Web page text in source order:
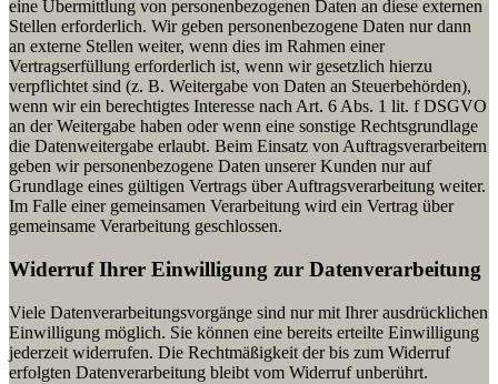
eine Übermittlung von personenbezogenen Daten an diese externen
Stellen erforderlich. Wir geben personenbezogene Daten nur dann
an externe Stellen weiter, wenn dies im Rahmen einer
Vertragserfüllung erforderlich ist, wenn wir gesetzlich hierzu
verpflichtet sind (z. B. Weitergabe von Daten an Steuerbehörden),
wenn wir ein berechtigtes Interesse nach Art. 6 Abs. 1 lit. f DSGVO
an der Weitergabe haben oder wenn eine sonstige Rechtsgrundlage
die Datenweitergabe erlaubt. Beim Einsatz von Auftragsverarbeitern
geben wir personenbezogene Daten unserer Kunden nur auf
Grundlage eines gültigen Vertrags über Auftragsverarbeitung weiter.
Im Falle einer gemeinsamen Verarbeitung wird ein Vertrag über
gemeinsame Verarbeitung geschlossen.
Widerruf Ihrer Einwilligung zur Datenverarbeitung
Viele Datenverarbeitungsvorgänge sind nur mit Ihrer ausdrücklichen
Einwilligung möglich. Sie können eine bereits erteilte Einwilligung
jederzeit widerrufen. Die Rechtmäßigkeit der bis zum Widerruf
erfolgten Datenverarbeitung bleibt vom Widerruf unberührt.